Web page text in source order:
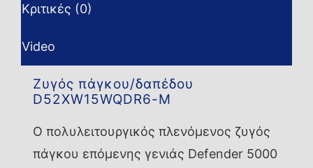
Κριτικές (0)
Video
Ζυγός πάγκου/δαπέδου
D52XW15WQDR6-M
Ο πολυλειτουργικός πλενόμενος ζυγός
πάγκου επόμενης γενιάς Defender 5000